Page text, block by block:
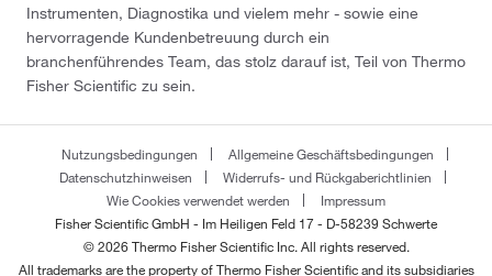
Instrumenten, Diagnostika und vielem mehr - sowie eine
hervorragende Kundenbetreuung durch ein
branchenführendes Team, das stolz darauf ist, Teil von Thermo
Fisher Scientific zu sein.
Nutzungsbedingungen
Allgemeine Geschäftsbedingungen
Datenschutzhinweisen
Widerrufs- und Rückgaberichtlinien
Wie Cookies verwendet werden
Impressum
Fisher Scientific GmbH - Im Heiligen Feld 17 - D-58239 Schwerte
© 2026 Thermo Fisher Scientific Inc. All rights reserved.
All trademarks are the property of Thermo Fisher Scientific and its subsidiaries